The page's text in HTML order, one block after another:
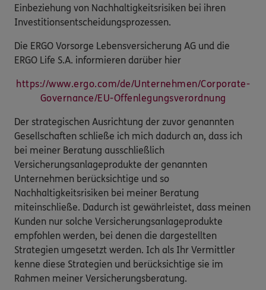
Einbeziehung von Nachhaltigkeitsrisiken bei ihren
Investitionsentscheidungsprozessen.
Die ERGO Vorsorge Lebensversicherung AG und die
ERGO Life S.A. informieren darüber hier
https://www.ergo.com/de/Unternehmen/Corporate-
Governance/EU-Offenlegungsverordnung
Der strategischen Ausrichtung der zuvor genannten
Gesellschaften schließe ich mich dadurch an, dass ich
bei meiner Beratung ausschließlich
Versicherungsanlageprodukte der genannten
Unternehmen berücksichtige und so
Nachhaltigkeitsrisiken bei meiner Beratung
miteinschließe. Dadurch ist gewährleistet, dass meinen
Kunden nur solche Versicherungsanlageprodukte
empfohlen werden, bei denen die dargestellten
Strategien umgesetzt werden. Ich als Ihr Vermittler
kenne diese Strategien und berücksichtige sie im
Rahmen meiner Versicherungsberatung.